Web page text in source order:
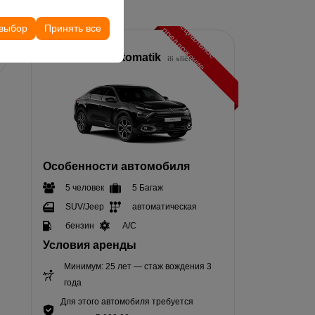
и других
Принять все С
п
е
ц
и
а
л
ь
н
о
е
п
р
е
д
л
о
ж
е
н
и
е
Citroen C4 X Otomatik ili slično
Особенности автомобиля
5 человек
5 Багаж
SUV/Jeep
автоматическая
бензин
A/C
Условия аренды
Минимум: 25 лет — стаж вождения 3
года
Для этого автомобиля требуется